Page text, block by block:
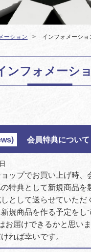
ーション > インフォメーショ
ンフォメーシ
会員特典について
ップでお買い上げ時、
特典として新規商品を
として送らせていただ
規商品を作る予定をし
お届けできるかと思いま
れば幸いです。